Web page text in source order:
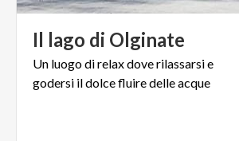
Il lago di Olginate
Un luogodirelaxdoverilassarsie
godersi ildolcefluiredelleacque